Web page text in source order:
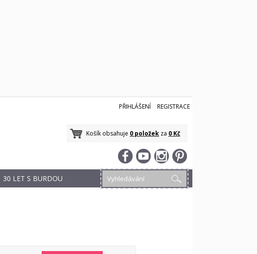
PŘIHLÁŠENÍ REGISTRACE
Košík obsahuje 0 položek za 0 Kč
30 LET S BURDOU